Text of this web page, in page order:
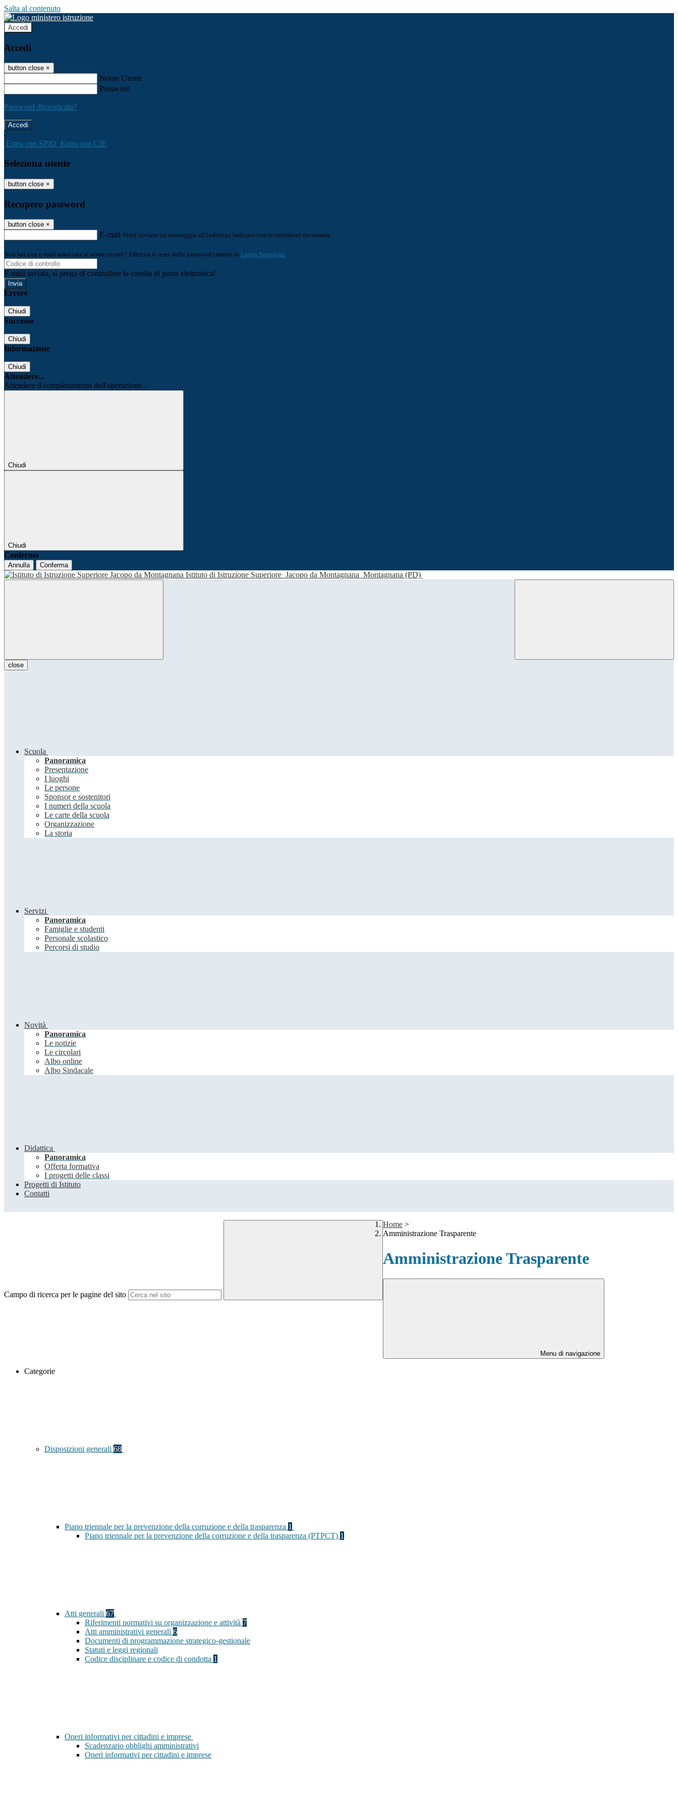
Salta al contenuto
Accedi
Accedi
button close ×
Nome Utente
Password
Password dimenticata?
-
Entra con SPID Entra con CIE
Seleziona utente
button close ×
Recupero password
button close ×
E-mail Verrà inviato un messaggio all'indirizzo indicato con le istruzioni necessarie.
Non hai una e-mail associata al nome utente? Effettua il reset della password tramite la Login Spaggiari
E-mail inviata, si prega di controllare la casella di posta elettronica!
Errore
Chiudi
Successo
Chiudi
Informazione
Chiudi
Attendere...
Attendere il completamento dell'operazione...
Chiudi
Chiudi
Conferma
Annulla Conferma
Istituto di Istruzione Superiore Jacopo da Montagnana Montagnana (PD)
close
Scuola
Panoramica
Presentazione
I luoghi
Le persone
Sponsor e sostenitori
I numeri della scuola
Le carte della scuola
Organizzazione
La storia
Servizi
Panoramica
Famiglie e studenti
Personale scolastico
Percorsi di studio
Novità
Panoramica
Le notizie
Le circolari
Albo online
Albo Sindacale
Didattica
Panoramica
Offerta formativa
I progetti delle classi
Progetti di Istituto
Contatti
Campo di ricerca per le pagine del sito
Home >
Amministrazione Trasparente
Amministrazione Trasparente
Menu di navigazione
Categorie
Disposizioni generali 68
Piano triennale per la prevenzione della corruzione e della trasparenza 1
Piano triennale per la prevenzione della corruzione e della trasparenza (PTPCT) 1
Atti generali 67
Riferimenti normativi su organizzazione e attività 7
Atti amministrativi generali 6
Documenti di programmazione strategico-gestionale
Statuti e leggi regionali
Codice disciplinare e codice di condotta 1
Oneri informativi per cittadini e imprese
Scadenzario obblighi amministrativi
Oneri informativi per cittadini e imprese